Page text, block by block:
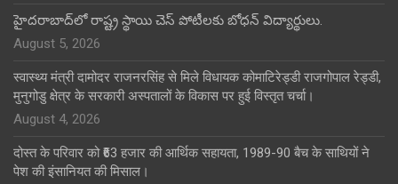
హైదరాబాద్‌లో రాష్ట్ర స్థాయి చెస్ పోటీలకు బోధన్ విద్యార్థులు.
August 5, 2026
स्वास्थ्य मंत्री दामोदर राजनरसिंह से मिले विधायक कोमाटिरेड्डी राजगोपाल रेड्डी,
मुनुगोडु क्षेत्र के सरकारी अस्पतालों के विकास पर हुई विस्तृत चर्चा।
August 4, 2026
दोस्त के परिवार को ₹63 हजार की आर्थिक सहायता, 1989-90 बैच के साथियों ने
पेश की इंसानियत की मिसाल।